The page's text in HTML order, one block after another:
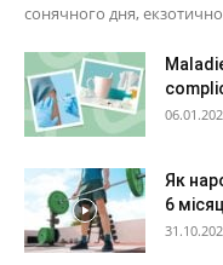
сонячного дня,
Як
6